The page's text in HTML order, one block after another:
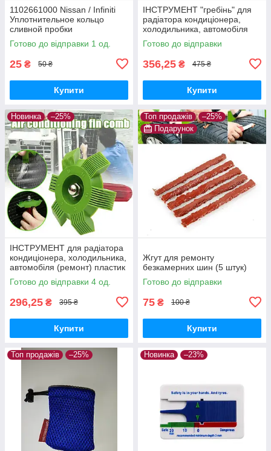
1102661000 Nissan / Infiniti
Уплотнительное кольцо
сливной пробки
Готово до відправки 1 од.
25 ₴ 50 ₴
Купити
ІНСТРУМЕНТ "гребінь" для
радіатора кондиціонера,
холодильника, автомобіля
(очищення, ремонт)
Готово до відправки
356,25 ₴ 475 ₴
Купити
Новинка –25%
ІНСТРУМЕНТ для радіатора
кондиціонера, холодильника,
автомобіля (ремонт) пластик
Готово до відправки 4 од.
296,25 ₴ 395 ₴
Купити
Топ продажів
–25%
Подарунок
Жгут для ремонту
безкамерних шин (5 штук)
Готово до відправки
75 ₴ 100 ₴
Купити
Топ продажів –25% Новинка –23%